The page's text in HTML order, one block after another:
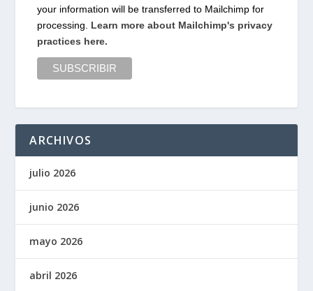
your information will be transferred to Mailchimp for
processing. Learn more about Mailchimp's privacy
practices here.
ARCHIVOS
julio 2026
junio 2026
mayo 2026
abril 2026